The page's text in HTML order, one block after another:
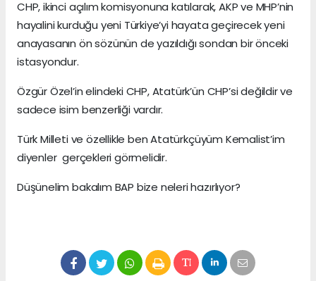
CHP, ikinci açılım komisyonuna katılarak, AKP ve MHP’nin
hayalini kurduğu yeni Türkiye’yi hayata geçirecek yeni
anayasanın ön sözünün de yazıldığı sondan bir önceki
istasyondur.
Özgür Özel’in elindeki CHP, Atatürk’ün CHP’si değildir ve
sadece isim benzerliği vardır.
Türk Milleti ve özellikle ben Atatürkçüyüm Kemalist’im
diyenler gerçekleri görmelidir.
Düşünelim bakalım BAP bize neleri hazırlıyor?